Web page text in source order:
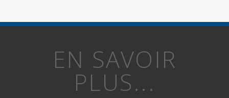
EN SAVOIR
PLUS...